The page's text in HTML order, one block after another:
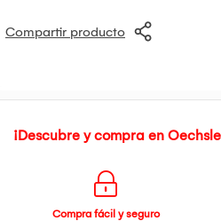
Compartir producto
¡Descubre y compra en
Compra fácil y seguro